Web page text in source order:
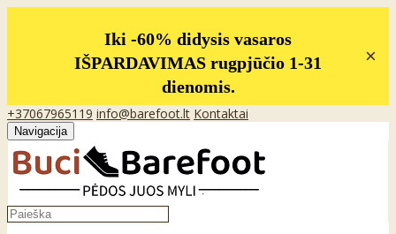
Iki -60% didysis vasaros
IŠPARDAVIMAS rugpjūčio 1-31
dienomis.
×
+37067965119 info@barefoot.lt Kontaktai
Navigacija